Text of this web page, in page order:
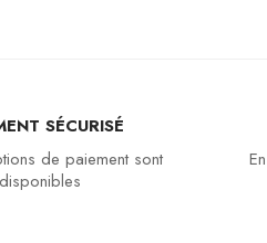
SÉCURISÉ
de paiement sont
disponibles